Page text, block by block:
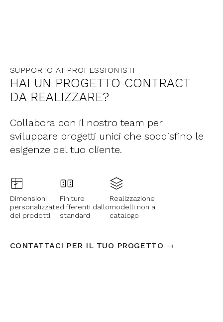
SUPPORTO AI PROFESSIONISTI
HAI UN PROGETTO CONTRACT
DA REALIZZARE?
Collabora con il nostro team per
sviluppare progetti unici che soddisfino le
esigenze del tuo cliente.
Dimensioni
personalizzate
dei prodotti
Finiture
differenti dallo
standard
Realizzazione
modelli non a
catalogo
CONTATTACI PER IL TUO PROGETTO →